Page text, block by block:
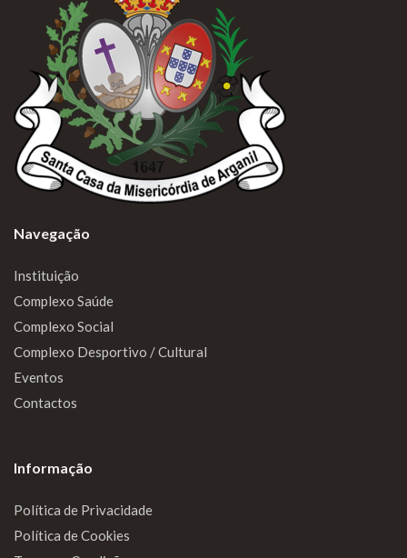
Navegação
Instituição
Complexo Saúde
Complexo Social
Complexo Desportivo / Cultural
Eventos
Contactos
Informação
Política de Privacidade
Política de Cookies